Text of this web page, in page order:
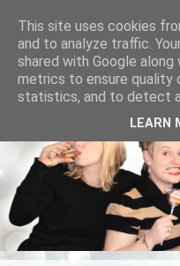
This site uses cookies
and to analyze traffic.
shared with Google
metrics to ensure quality
statistics, and to detect
LEARN